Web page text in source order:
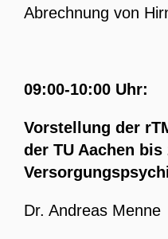
Abrechnung von
09:00-10:00 Uhr:
Vorstellung der
der TU Aachen
Dr. Andreas Menne